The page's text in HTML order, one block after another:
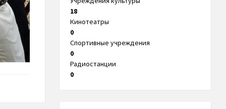
18
Кинотеатры
0
Спортивные учреждения
0
Радиостанции
0